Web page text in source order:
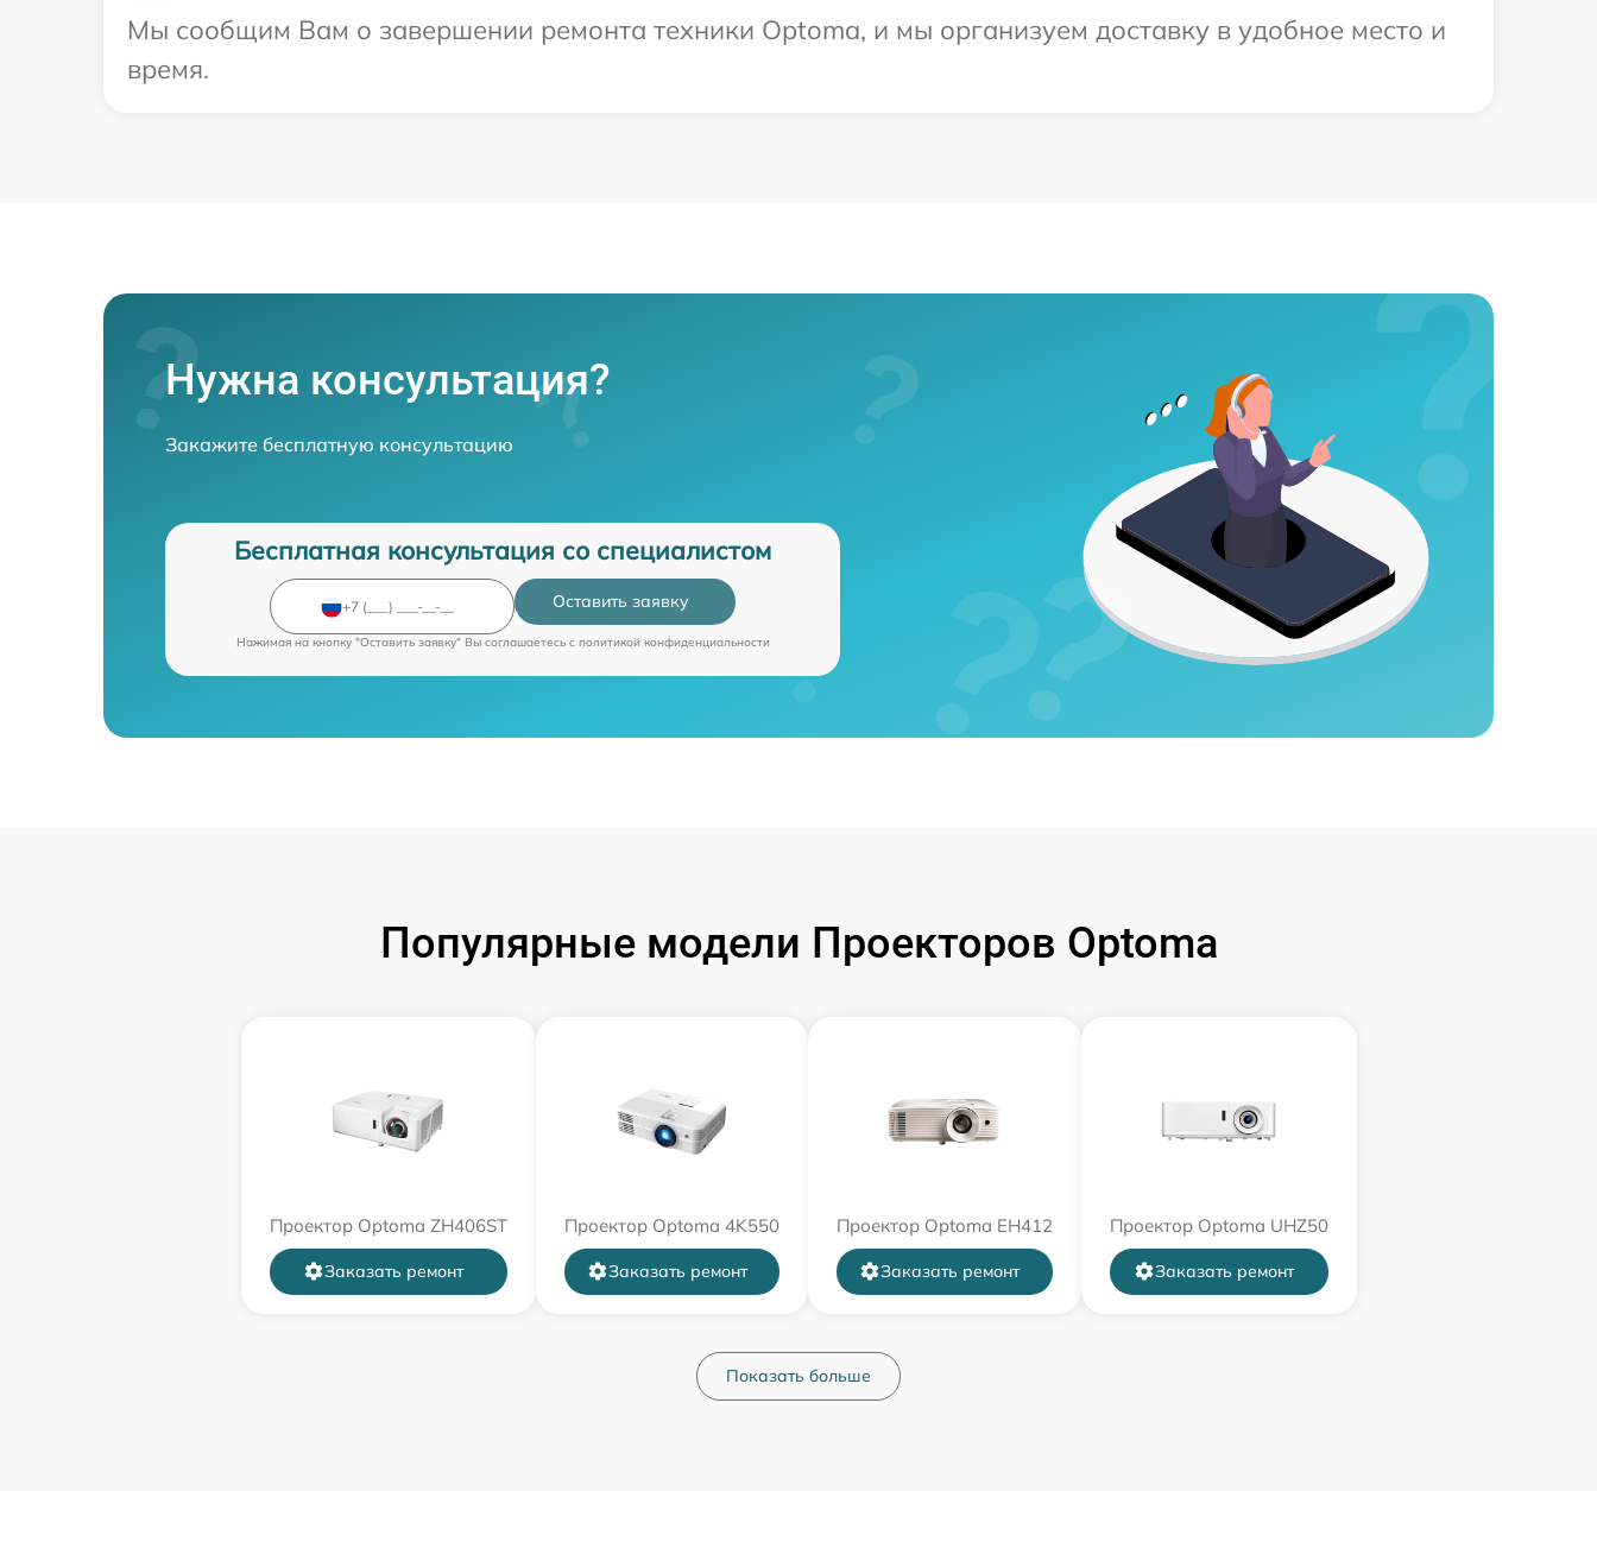
Мы сообщим Вам о завершении ремонта техники Optoma, и мы организуем доставку в удобное место и
время.
Нужна консультация?
Закажите бесплатную консультацию
Бесплатная консультация со специалистом
Оставить заявку
Нажимая на кнопку "Оставить заявку" Вы соглашаетесь c политикой конфиденциальности
Популярные модели Проекторов Optoma
Проектор Optoma ZH406ST
Заказать ремонт
Проектор Optoma 4K550
Заказать ремонт
Проектор Optoma EH412
Заказать ремонт
Проектор Optoma UHZ50
Заказать ремонт
Показать больше